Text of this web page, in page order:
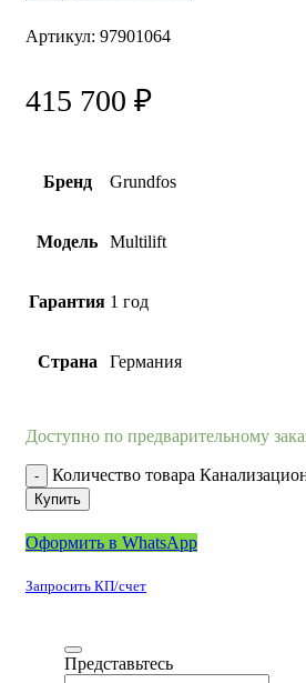
Артикул: 97901064
415 700 ₽
Бренд Grundfos
Модель Multilift
Гарантия 1 год
Страна Германия
Доступно по предварительному
Количество товара
Купить
Оформить в WhatsApp
Запросить КП/счет
Представьтесь